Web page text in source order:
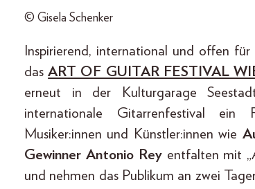
© Gisela Schenker
Inspirierend, international und offen
dasART OF GUITAR FESTIVAL
erneut in der Kulturgarage
internationale Gitarrenfestival ein
Musiker:innen und Künstler:innen wie
Gewinner Antonio Rey entfalten mit
und nehmen das Publikum an zwei